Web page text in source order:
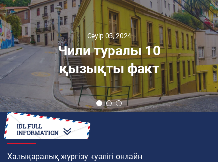
Сәуір 05, 2024
Чили туралы 10
қызықты факт
ҚАЛАЙ
Халықаралық жүргізу куәлігі онлайн